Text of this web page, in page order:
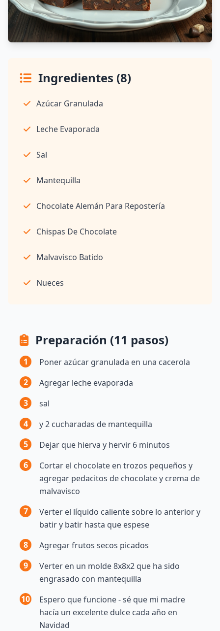
Ingredientes (8)
Azúcar Granulada
Leche Evaporada
Sal
Mantequilla
Chocolate Alemán Para Repostería
Chispas De Chocolate
Malvavisco Batido
Nueces
Preparación (11 pasos)
1
Poner azúcar granulada en una cacerola
2
Agregar leche evaporada
3
sal
4
y 2 cucharadas de mantequilla
5
Dejar que hierva y hervir 6 minutos
6
Cortar el chocolate en trozos pequeños y
agregar pedacitos de chocolate y crema de
malvavisco
7
Verter el líquido caliente sobre lo anterior y
batir y batir hasta que espese
8
Agregar frutos secos picados
9
Verter en un molde 8x8x2 que ha sido
engrasado con mantequilla
10
Espero que funcione - sé que mi madre
hacía un excelente dulce cada año en
Navidad